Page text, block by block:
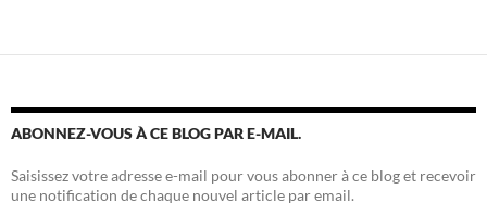
ABONNEZ-VOUS À CE BLOG PAR E-MAIL.
Saisissez votre adresse e-mail pour vous abonner à ce blog et recevoir
une notification de chaque nouvel article par email.